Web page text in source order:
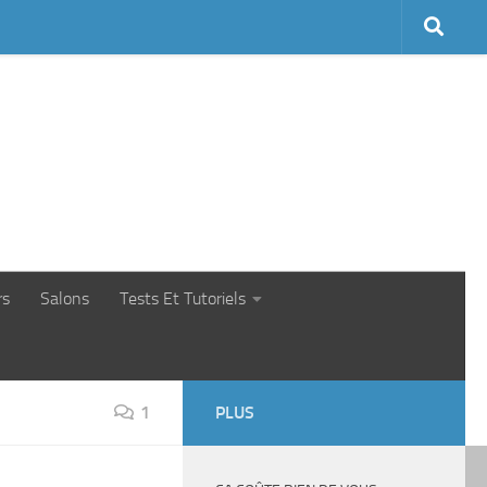
Salons Tests Et Tutoriels
1 PLUS